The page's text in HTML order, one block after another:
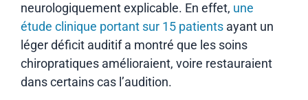
neurologiquement explicable. En effet, une
étude clinique portant sur 15 patients ayant un
léger déficit auditif a montré que les soins
chiropratiques amélioraient, voire restauraient
dans certains cas l’audition.